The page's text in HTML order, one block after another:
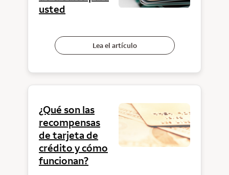
usted
Lea el artículo
¿Qué son las
recompensas
de tarjeta de
crédito y cómo
funcionan?